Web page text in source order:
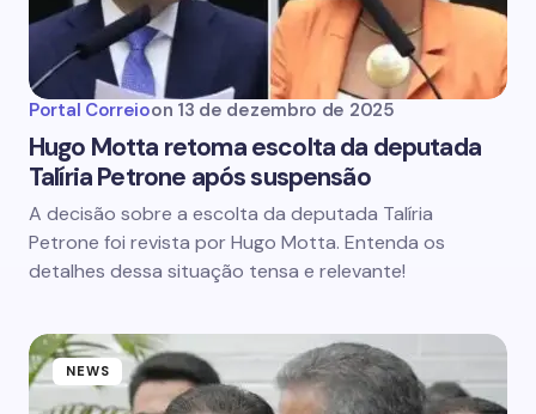
Portal Correioon 13 de dezembro de 2025
Hugo Motta retoma escolta da deputada
Talíria Petrone após suspensão
A decisão sobre a escolta da deputada Talíria
Petrone foi revista por Hugo Motta. Entenda os
detalhes dessa situação tensa e relevante!
NEWS